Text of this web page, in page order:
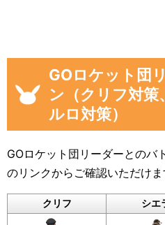
GOロケット団
ン（クリフ対策
ルロ対策）
GOロケット団リーダーとのバ
のリンクからご確認いただけま
クリフ シエ